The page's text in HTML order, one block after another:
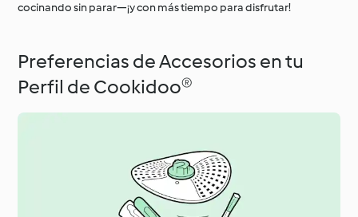
cocinando sin parar—¡y con más tiempo para disfrutar!
Preferencias de Accesorios en tu
Perfil de Cookidoo®